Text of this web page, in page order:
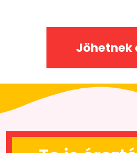
Jöhetnek